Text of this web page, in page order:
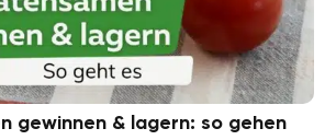
gewinnen & lagern: so gehen